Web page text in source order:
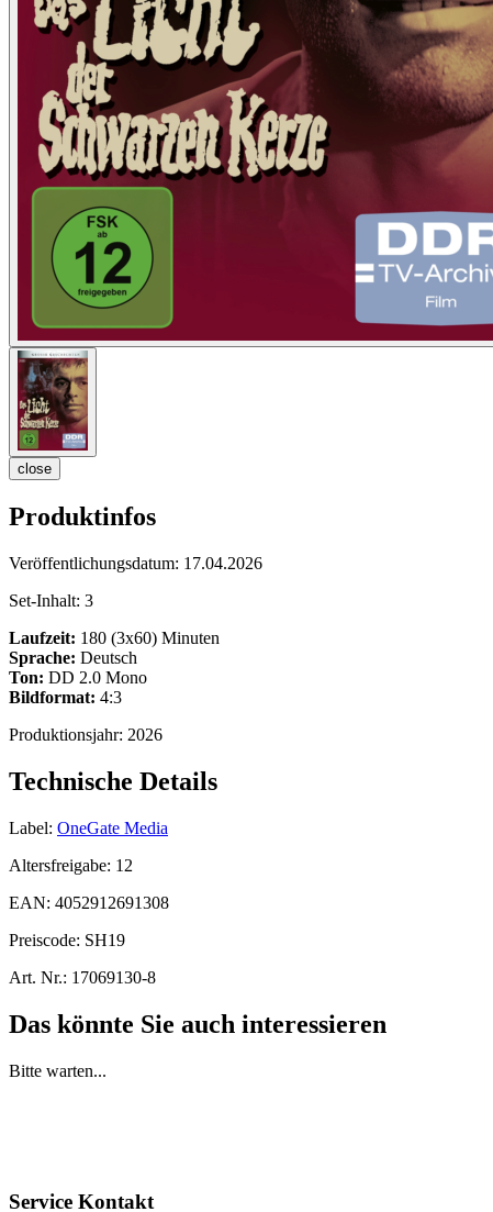
close
Produktinfos
Veröffentlichungsdatum: 17.04.2026
Set-Inhalt: 3
Laufzeit: 180 (3x60) Minuten
Sprache: Deutsch
Ton: DD 2.0 Mono
Bildformat: 4:3
Produktionsjahr: 2026
Technische Details
Label: OneGate Media
Altersfreigabe: 12
EAN: 4052912691308
Preiscode: SH19
Art. Nr.: 17069130-8
Das könnte Sie auch interessieren
Bitte warten...
Service Kontakt